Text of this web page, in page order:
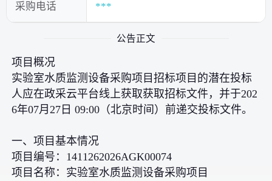
采购电话 ***
公告正文
项目概况
实验室水质监测设备采购项目招标项目的潜在投标
人应在政采云平台线上获取获取招标文件，并于202
6年07月27日 09:00（北京时间）前递交投标文件。
一、项目基本情况
项目编号：1411262026AGK00074
项目名称：实验室水质监测设备采购项目